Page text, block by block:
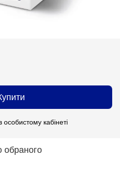
особистому кабінеті
обраного